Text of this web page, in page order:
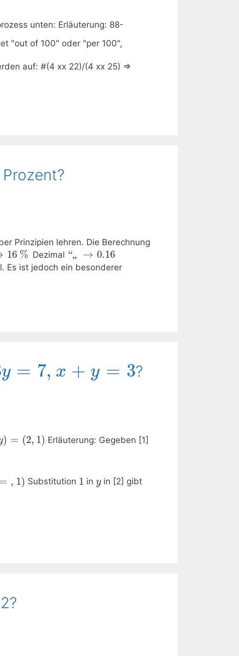
unten: Erläuterung: 88-
"out of 100" oder "per 100",
auf: #(4 xx 22)/(4 xx 25) =>
Prinzipien lehren. Die Berechnung
16 % Dezimal “„ → 0.16
Es ist jedoch ein besonderer
y = 7, x + y = 3?
) = (2, 1) Erläuterung: Gegeben [1]
= , 1) Substitution 1 in yin [2] gibt